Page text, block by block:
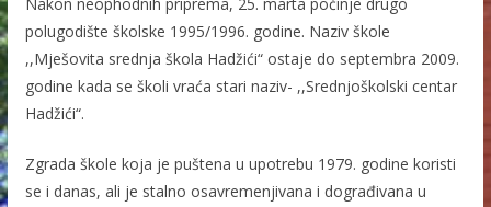
polugodište školske 1995/1996. godine. Naziv škole
,,Mješovita srednja škola Hadžići“ ostaje do septembra 2009.
godine kada se školi vraća stari naziv- ,,Srednjoškolski centar
Hadžići“.
Zgrada škole koja je puštena u upotrebu 1979. godine koristi
se i danas, ali je stalno osavremenjivana i dograđivana u